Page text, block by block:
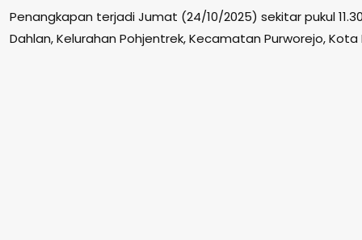
Penangkapan terjadi Jumat (24/10/2025) sekitar pukul
Dahlan, Kelurahan Pohjentrek, Kecamatan Purworejo, Kota